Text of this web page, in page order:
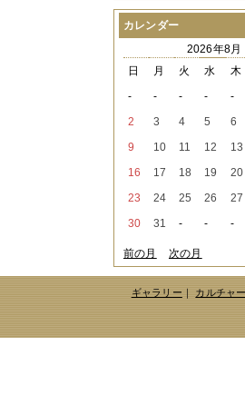
2021年08月
2021年07月（1件）
（3件）
2021年05月（2件）
2021年02月 （1件）
2020年12月（3件）
2020年11月 （6件）
2020年09月（5件）
2020年08月
2020年06月（2件）
2020年04月（4件）
2020年03月（9件）
2020年02月（3件）
2020年01月（5件）
2019年12月（3件）
カレンダー
2026年8月
日
月 火 水 木
-
- - - -
2
3 4 5 6
9
10 11 12 13
16
17 18 19 20
23
24 25 26 27
30
31 - - -
前の月 次の月
ギャラリー｜ カルチャ